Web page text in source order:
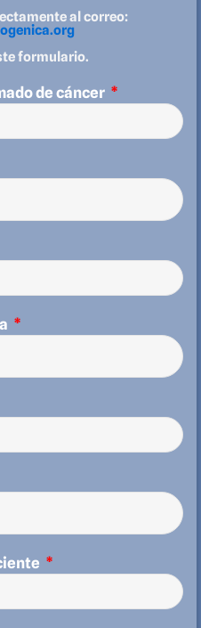
al correo:
formulario.
de cáncer